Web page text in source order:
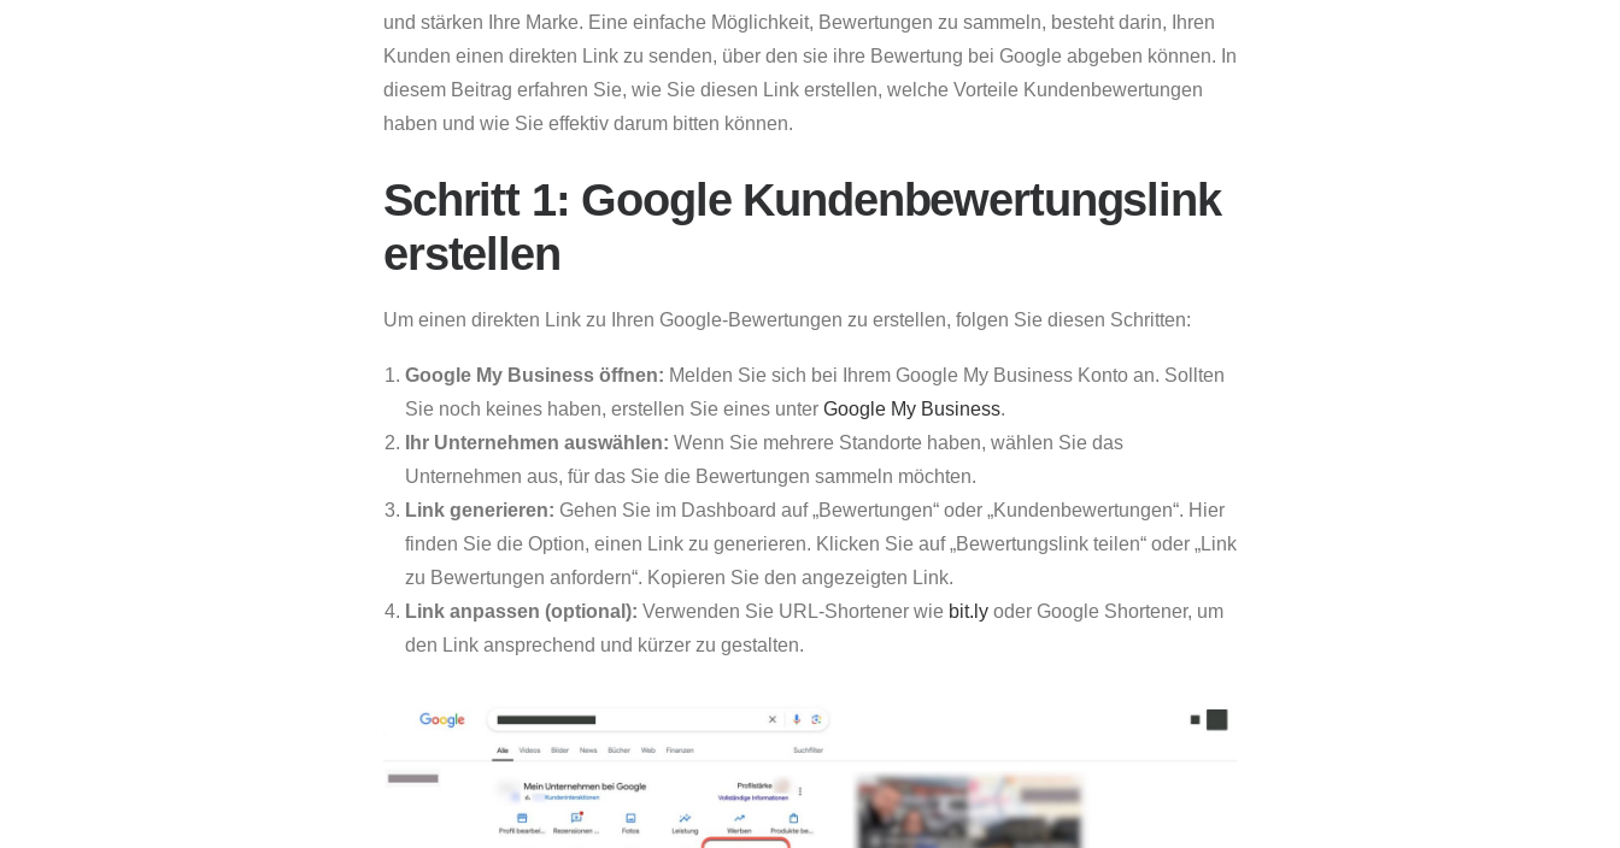
und stärken Ihre Marke. Eine einfache Möglichkeit, Bewertungen zu sammeln, besteht darin, Ihren
Kunden einen direkten Link zu senden, über den sie ihre Bewertung bei Google abgeben können. In
diesem Beitrag erfahren Sie, wie Sie diesen Link erstellen, welche Vorteile Kundenbewertungen
haben und wie Sie effektiv darum bitten können.
Schritt 1: Google Kundenbewertungslink
erstellen
Um einen direkten Link zu Ihren Google-Bewertungen zu erstellen, folgen Sie diesen Schritten:
Google My Business öffnen: Melden Sie sich bei Ihrem Google My Business Konto an. Sollten
Sie noch keines haben, erstellen Sie eines unter Google My Business.
Ihr Unternehmen auswählen: Wenn Sie mehrere Standorte haben, wählen Sie das
Unternehmen aus, für das Sie die Bewertungen sammeln möchten.
Link generieren: Gehen Sie im Dashboard auf „Bewertungen“ oder „Kundenbewertungen“. Hier
finden Sie die Option, einen Link zu generieren. Klicken Sie auf „Bewertungslink teilen“ oder „Link
zu Bewertungen anfordern“. Kopieren Sie den angezeigten Link.
Link anpassen (optional): Verwenden Sie URL-Shortener wie bit.ly oder Google Shortener, um
den Link ansprechend und kürzer zu gestalten.